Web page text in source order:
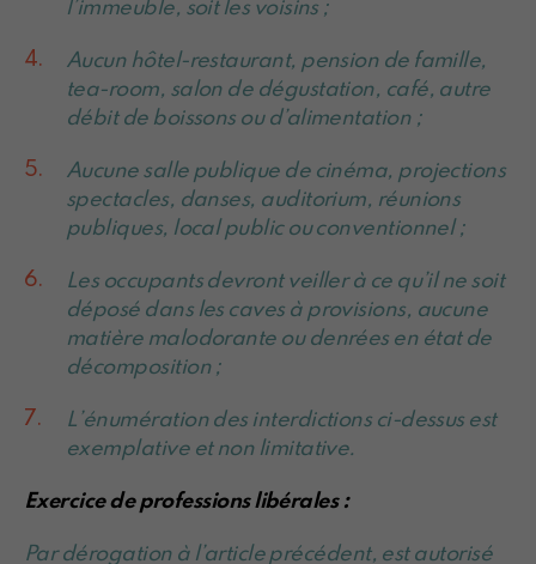
l’immeuble, soit les voisins ;
Aucun hôtel-restaurant, pension de famille,
tea-room, salon de dégustation, café, autre
débit de boissons ou d’alimentation ;
Aucune salle publique de cinéma, projections
spectacles, danses, auditorium, réunions
publiques, local public ou conventionnel ;
Les occupants devront veiller à ce qu’il ne soit
déposé dans les caves à provisions, aucune
matière malodorante ou denrées en état de
décomposition ;
L’énumération des interdictions ci-dessus est
exemplative et non limitative.
Exercice de professions libérales :
Par dérogation à l’article précédent, est autorisé